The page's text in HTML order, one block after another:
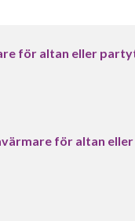
för altan eller
för altan